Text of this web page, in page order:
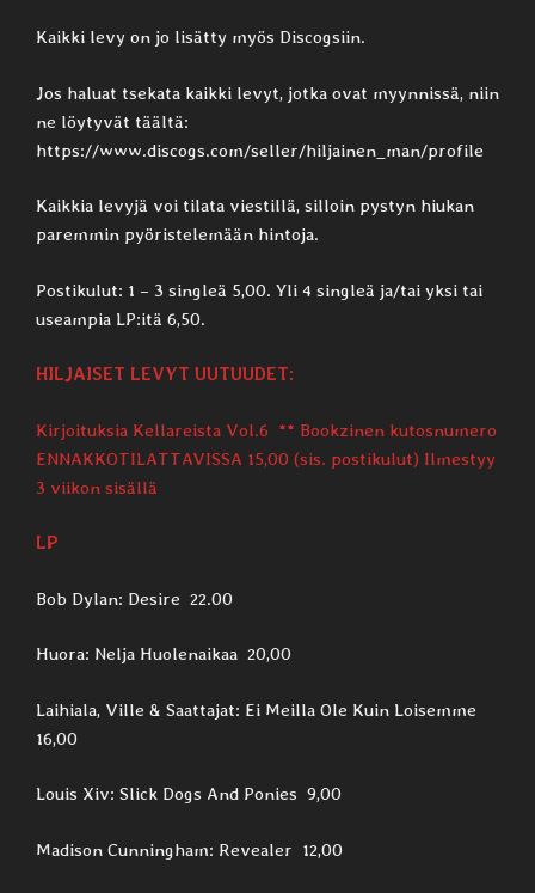
Kaikki levy on jo lisätty myös Discogsiin.
Jos haluat tsekata kaikki levyt, jotka ovat myynnissä, niin
ne löytyvät täältä:
https://www.discogs.com/seller/hiljainen_man/profile
Kaikkia levyjä voi tilata viestillä, silloin pystyn hiukan
paremmin pyöristelemään hintoja.
Postikulut: 1 – 3 singleä 5,00. Yli 4 singleä ja/tai yksi tai
useampia LP:itä 6,50.
HILJAISET LEVYT UUTUUDET:
Kirjoituksia Kellareista Vol.6 ** Bookzinen kutosnumero
ENNAKKOTILATTAVISSA 15,00 (sis. postikulut) Ilmestyy
3 viikon sisällä
LP
Bob Dylan: Desire 22.00
Huora: Nelja Huolenaikaa 20,00
Laihiala, Ville & Saattajat: Ei Meilla Ole Kuin Loisemme
16,00
Louis Xiv: Slick Dogs And Ponies 9,00
Madison Cunningham: Revealer 12,00